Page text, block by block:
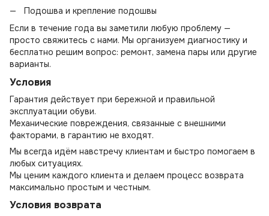
Подошва и крепление подошвы
Если в течение года вы заметили любую проблему —
просто свяжитесь с нами. Мы организуем диагностику и
бесплатно решим вопрос: ремонт, замена пары или другие
варианты.
Условия
Гарантия действует при бережной и правильной
эксплуатации обуви.
Механические повреждения, связанные с внешними
факторами, в гарантию не входят.
Мы всегда идём навстречу клиентам и быстро помогаем в
любых ситуациях.
Мы ценим каждого клиента и делаем процесс возврата
максимально простым и честным.
Условия возврата